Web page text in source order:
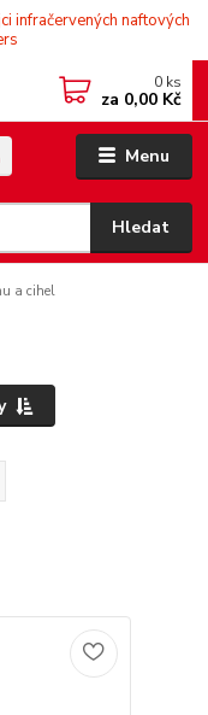
infračervených naftových
Menu
Hledat
0 ks
za 0,00 Kč
a cihel